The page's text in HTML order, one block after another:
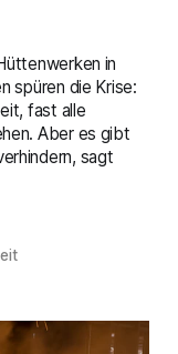
in
spüren die Krise:
fast alle
Aber es gibt
sagt